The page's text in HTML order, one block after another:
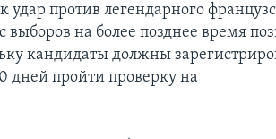
удар против легендарного
на более позднее время
кандидаты должны
дней пройти проверку на